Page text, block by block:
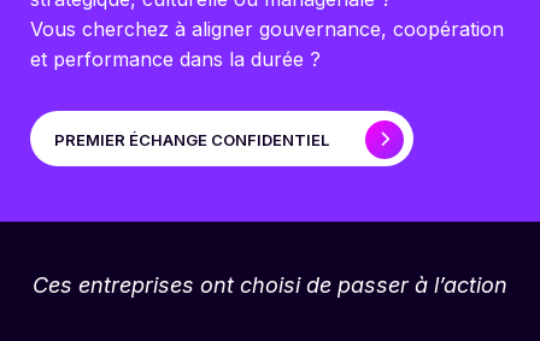
Vous cherchez à aligner gouvernance, coopération
et performance dans la durée ?
PREMIER ÉCHANGE CONFIDENTIEL
Ces entreprises ont choisi de passer à l’action